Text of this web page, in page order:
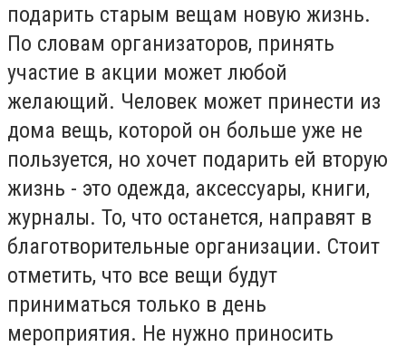
подарить старым вещам новую жизнь.
По словам организаторов, принять
участие в акции может любой
желающий. Человек может принести из
дома вещь, которой он больше уже не
пользуется, но хочет подарить ей вторую
жизнь - это одежда, аксессуары, книги,
журналы. То, что останется, направят в
благотворительные организации. Стоит
отметить, что все вещи будут
приниматься только в день
мероприятия. Не нужно приносить